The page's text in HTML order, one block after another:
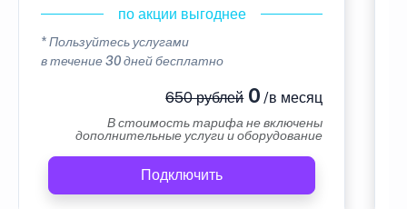
по акции выгоднее
* Пользуйтесь услугами
в течение 30 дней бесплатно
650 рублей0 /в месяц
В стоимость тарифа не включены
дополнительные услуги и оборудование
Подключить